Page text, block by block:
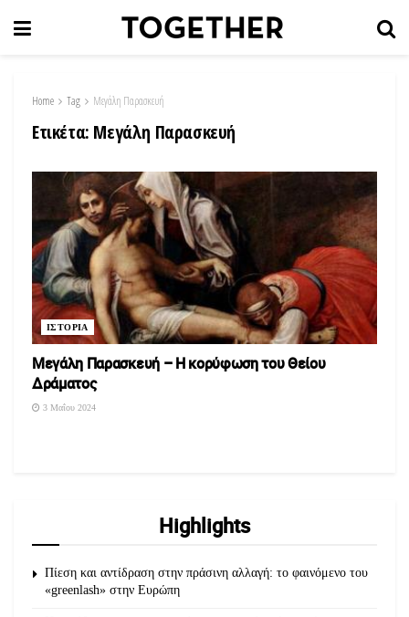
Home Tag Μεγάλη Παρασκευή
Ετικέτα: Μεγάλη Παρασκευή
ΙΣΤΟΡΙΑ
Μεγάλη Παρασκευή – Η κορύφωση του Θείου
Δράματος
3 Μαΐου 2024
Highlights
Πίεση και αντίδραση στην πράσινη αλλαγή: το φαινόμενο του
«greenlash» στην Ευρώπη